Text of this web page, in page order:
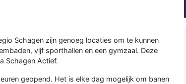
Schagen zijn genoeg locaties om te kunnen
vijf sporthallen en een gymzaal. Deze
Schagen Actief.
geopend. Het is elke dag mogelijk om banen